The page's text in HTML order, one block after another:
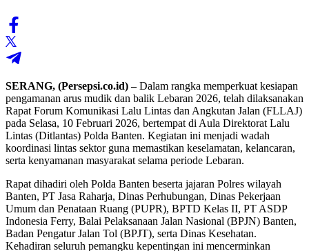
SERANG, (Persepsi.co.id) –Dalam rangka memperkuat kesiapan
pengamanan arus mudik dan balik Lebaran 2026, telah dilaksanakan
Rapat Forum Komunikasi Lalu Lintas dan Angkutan Jalan (FLLAJ)
pada Selasa, 10 Februari 2026, bertempat di Aula Direktorat Lalu
Lintas (Ditlantas) Polda Banten. Kegiatan ini menjadi wadah
koordinasi lintas sektor guna memastikan keselamatan, kelancaran,
serta kenyamanan masyarakat selama periode Lebaran.
Rapat dihadiri oleh Polda Banten beserta jajaran Polres wilayah
Banten, PT Jasa Raharja, Dinas Perhubungan, Dinas Pekerjaan
Umum dan Penataan Ruang (PUPR), BPTD Kelas II, PT ASDP
Indonesia Ferry, Balai Pelaksanaan Jalan Nasional (BPJN) Banten,
Badan Pengatur Jalan Tol (BPJT), serta Dinas Kesehatan.
Kehadiran seluruh pemangku kepentingan ini mencerminkan